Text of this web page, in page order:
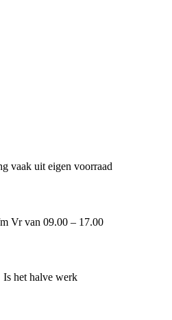
vaak uit eigen voorraad
Vr van 09.00 – 17.00
Is het halve werk